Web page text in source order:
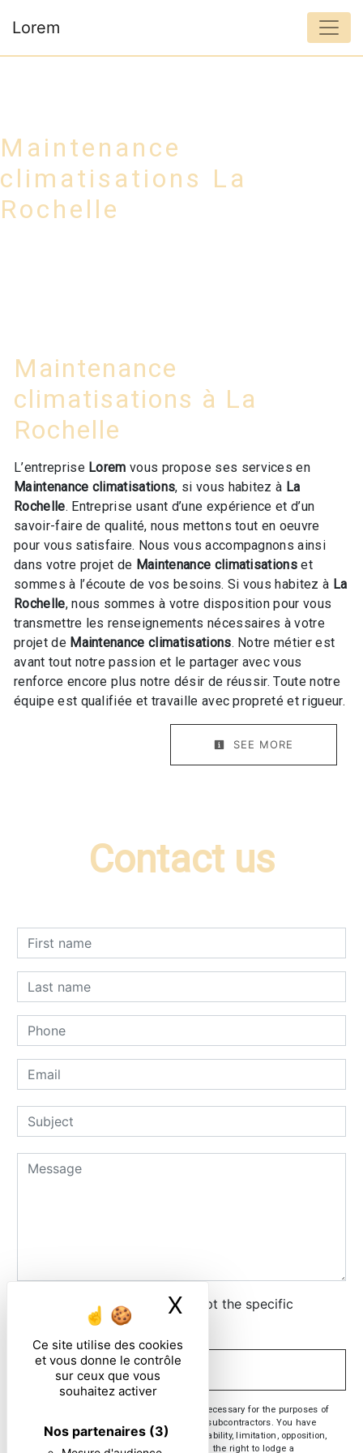
Ce site utilise des cookies
et vous donne le contrôle
sur ceux que vous
souhaitez activer
Nos partenaires (3)
X Masquer le
Lorem
Maintenance
climatisations La
Rochelle
Maintenance
climatisations à La
Rochelle
L’entreprise Lorem vous propose ses services en
Maintenance climatisations, si vous habitez à La
Rochelle. Entreprise usant d’une expérience et d’un
savoir-faire de qualité, nous mettons tout en oeuvre
pour vous satisfaire. Nous vous accompagnons ainsi
dans votre projet de Maintenance climatisations et
sommes à l’écoute de vos besoins. Si vous habitez à La
Rochelle, nous sommes à votre disposition pour vous
transmettre les renseignements nécessaires à votre
projet de Maintenance climatisations. Notre métier est
avant tout notre passion et le partager avec vous
renforce encore plus notre désir de réussir. Toute notre
équipe est qualifiée et travaille avec propreté et rigueur.
SEE MORE
Contact us
By checking this box, I accept the specific
conditions below **
SEND
** The personal data communicated are necessary for the purposes of
contacting you. They are intended and its subcontractors. You have
rights of access, rectification, erasure, portability, limitation, opposition,
withdrawal of your consent at any time and the right to lodge a